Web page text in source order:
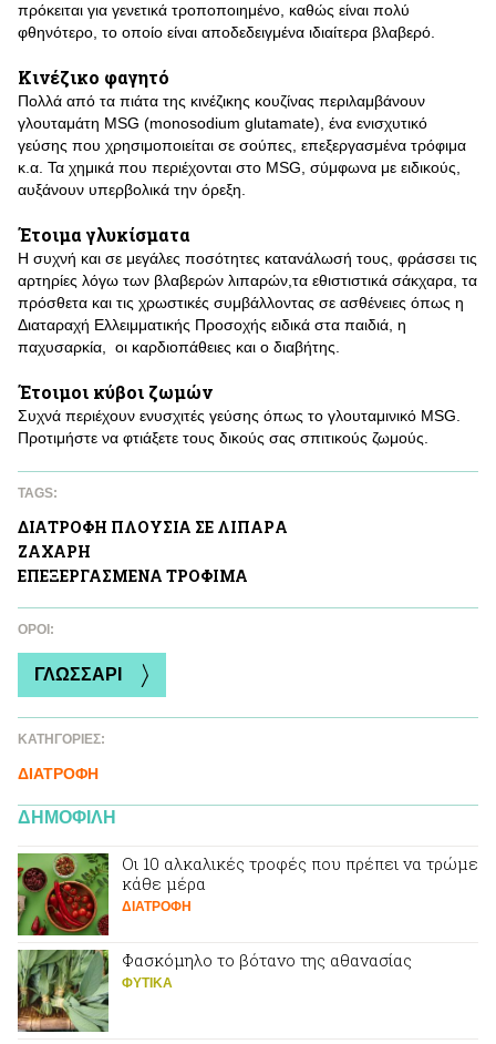
πρόκειται για γενετικά τροποποιημένο, καθώς είναι πολύ
φθηνότερο, το οποίο είναι αποδεδειγμένα ιδιαίτερα βλαβερό.
Κινέζικο φαγητό
Πολλά από τα πιάτα της κινέζικης κουζίνας περιλαμβάνουν
γλουταμάτη MSG (monosodium glutamate), ένα ενισχυτικό
γεύσης που χρησιμοποιείται σε σούπες, επεξεργασμένα τρόφιμα
κ.α. Τα χημικά που περιέχονται στο MSG, σύμφωνα με ειδικούς,
αυξάνουν υπερβολικά την όρεξη.
Έτοιμα γλυκίσματα
Η συχνή και σε μεγάλες ποσότητες κατανάλωσή τους, φράσσει τις
αρτηρίες λόγω των βλαβερών λιπαρών,τα εθιστιστικά σάκχαρα, τα
πρόσθετα και τις χρωστικές συμβάλλοντας σε ασθένειες όπως η
Διαταραχή Ελλειμματικής Προσοχής ειδικά στα παιδιά, η
παχυσαρκία, οι καρδιοπάθειες και ο διαβήτης.
Έτοιμοι κύβοι ζωμών
Συχνά περιέχουν ενυσχιτές γεύσης όπως το γλουταμινικό MSG.
Προτιμήστε να φτιάξετε τους δικούς σας σπιτικούς ζωμούς.
TAGS:
ΔΙΑΤΡΟΦΗ ΠΛΟΥΣΙΑ ΣΕ ΛΙΠΑΡA
ΖAΧΑΡΗ
ΕΠΕΞΕΡΓΑΣΜΕΝΑ ΤΡΟΦΙΜΑ
ΌΡΟΙ:
ΓΛΩΣΣΑΡΙ
ΚΑΤΗΓΟΡΙΕΣ:
ΔΙΑΤΡΟΦΗ
ΔΗΜΟΦΙΛΗ
Οι 10 αλκαλικές τροφές που πρέπει να τρώμε
κάθε μέρα
ΔΙΑΤΡΟΦΗ
Φασκόμηλο το βότανο της αθανασίας
ΦΥΤΙΚA